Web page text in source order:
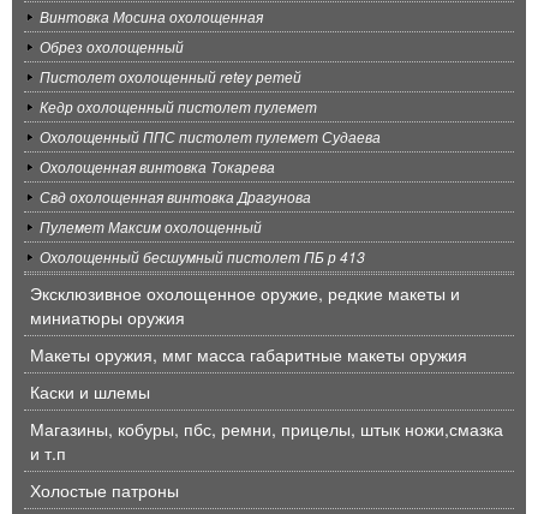
Винтовка Мосина охолощенная
Обрез охолощенный
Пистолет охолощенный retey ретей
Кедр охолощенный пистолет пулемет
Охолощенный ППС пистолет пулемет Судаева
Охолощенная винтовка Токарева
Свд охолощенная винтовка Драгунова
Пулемет Максим охолощенный
Охолощенный бесшумный пистолет ПБ р 413
Эксклюзивное охолощенное оружие, редкие макеты и
миниатюры оружия
Макеты оружия, ммг масса габаритные макеты оружия
Каски и шлемы
Магазины, кобуры, пбс, ремни, прицелы, штык ножи,смазка
и т.п
Холостые патроны